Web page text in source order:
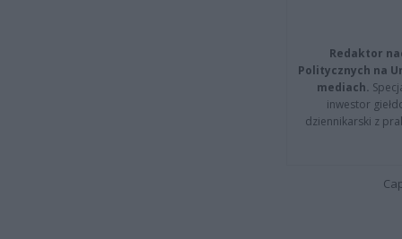
Redaktor
Politycznych na
mediach.
inwestor
dziennikarski z